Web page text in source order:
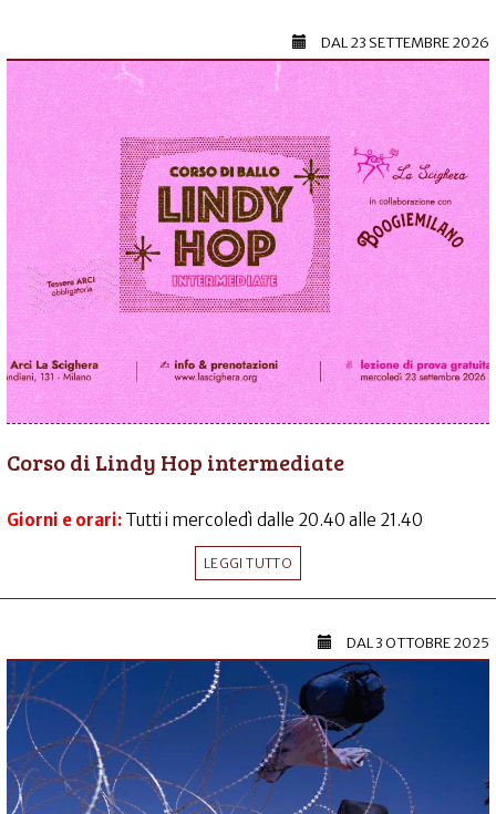
DAL23 SETTEMBRE 2026
Corso di Lindy Hop intermediate
Giorni e orari: Tutti i mercoledì dalle 20.40 alle 21.40
LEGGI TUTTO
DAL3 OTTOBRE 2025